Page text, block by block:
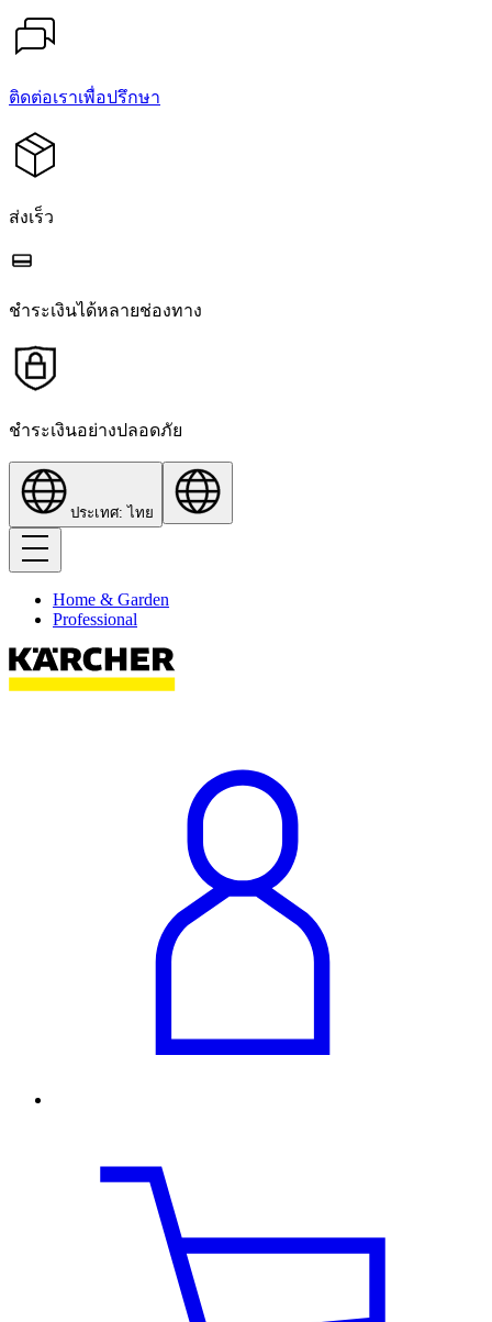
ติดต่อเราเพื่อปรึกษา
ส่งเร็ว
ชำระเงินได้หลายช่องทาง
ชำระเงินอย่างปลอดภัย
ประเทศ: ไทย
Home & Garden
Professional